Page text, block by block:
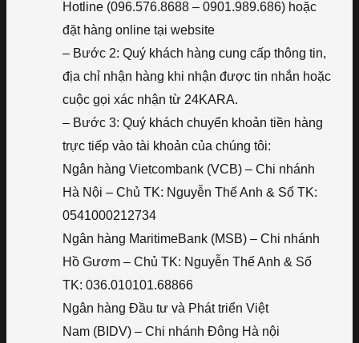
Hotline (096.576.8688 – 0901.989.686) hoặc
đặt hàng online tại website
– Bước 2: Quý khách hàng cung cấp thông tin,
địa chỉ nhận hàng khi nhận được tin nhắn hoặc
cuộc gọi xác nhận từ 24KARA.
– Bước 3: Quý khách chuyển khoản tiền hàng
trực tiếp vào tài khoản của chúng tôi:
Ngân hàng Vietcombank (VCB) – Chi nhánh
Hà Nội – Chủ TK: Nguyễn Thế Anh & Số TK:
0541000212734
Ngân hàng MaritimeBank (MSB) – Chi nhánh
Hồ Gươm – Chủ TK: Nguyễn Thế Anh & Số
TK: 036.010101.68866
Ngân hàng Đầu tư và Phát triển Việt
Nam (BIDV) – Chi nhánh Đông Hà nội